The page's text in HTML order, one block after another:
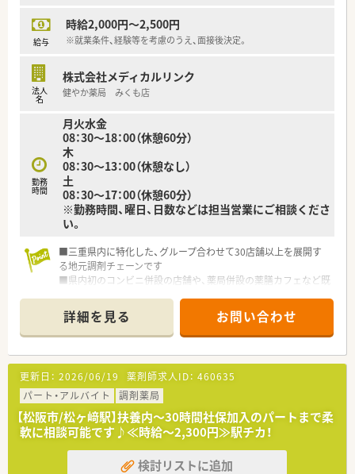
給与
時給2,000円～2,500円
※就業条件、経験等を考慮のうえ、面接後決定。
法人
名
株式会社メディカルリンク
健やか薬局 みくも店
勤務
時間
月火水金
08：30～18：00（休憩60分）
木
08：30～13：00（休憩なし）
土
08：30～17：00（休憩60分）
※勤務時間、曜日、日数などは担当営業にご相談くださ
い。
■三重県内に特化した、グループ合わせて30店舗以上を展開す
る地元調剤チェーンです
■県内初のコンビニ併設の店舗や、薬局併設の薬膳カフェなど既
■在宅には積極的に取り組んでおり、三重県では在宅件数トップ
クラスです。
■産休・育休取得率は100％！ほぼ全員が復帰をされており、時短
での勤務者もいらっしゃいます。
詳細を見る お問い合わせ
更新日： 2026/06/19 薬剤師求人ID： 460635
パート・アルバイト
調剤薬局
【松阪市/松ヶ﨑駅】扶養内～30時間社保加入のパートまで柔
軟に相談可能です♪≪時給～2,300円≫駅チカ！
検討リストに追加